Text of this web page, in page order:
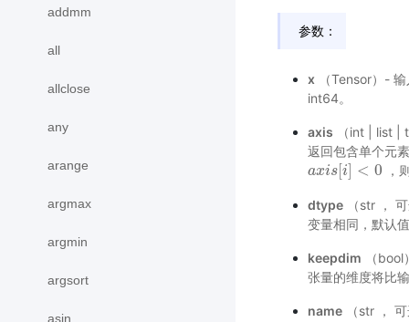
addmm
all
allclose
any
arange
argmax
argmin
argsort
asin
参数：
x （Tensor）-
int64。
axis （int | list |
返回包含单个元
axis[i] < 0
axis[i ]< 0 ，
dtype（str ， 可
变量相同，默认
keepdim （
张量的维度将比
name（str ， 可